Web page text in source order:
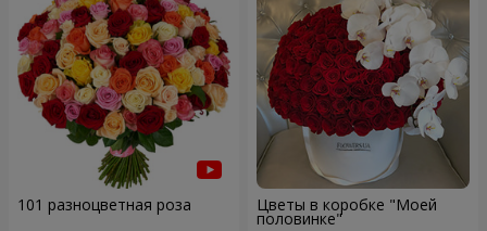
101 разноцветная роза Цветы в коробке "Моей
половинке"